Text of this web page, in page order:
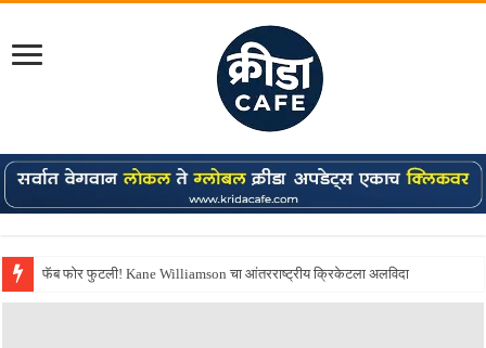
Shreyas Iyer कॅप्टन झाला! टी20 ची पुन्हा मुंबईकराच्या खांद्यावर, एशियन गेम्स…